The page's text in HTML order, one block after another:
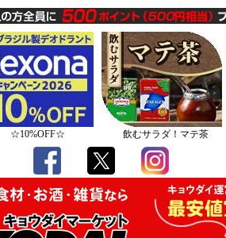
☆10%OFF☆ 飲むサラダ！マテ茶